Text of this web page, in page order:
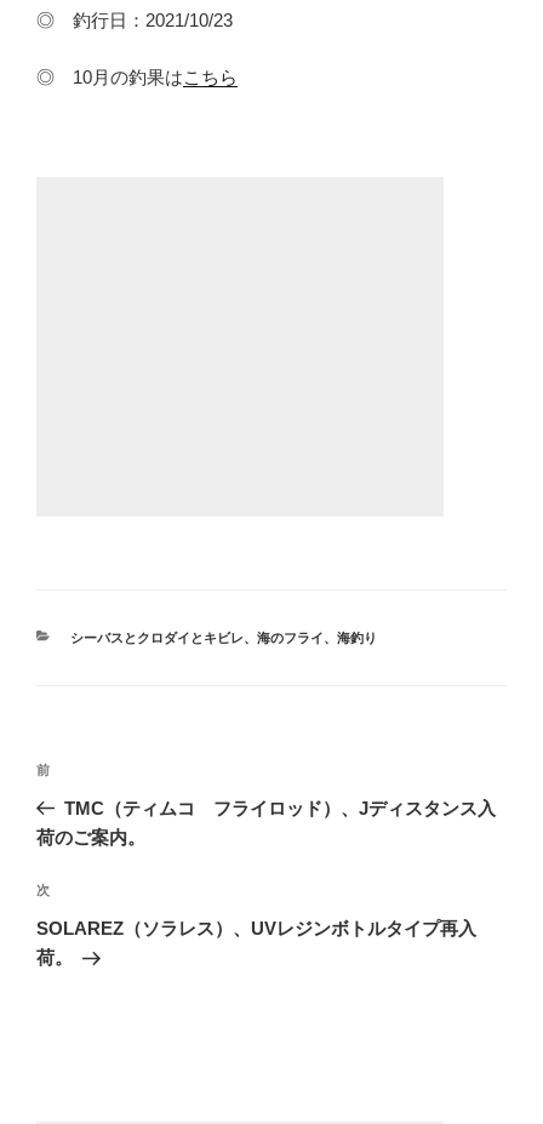
◎ 釣行日：2021/10/23
◎ 10月の釣果はこちら
カ
シーバスとクロダイとキビレ、 海のフライ、 海釣り
投
ナ
ゲ
ー
シ
前
の
投
前
TMC（ティムコ フライロッド）、Jディスタンス入
荷のご案内。
次
の
投
次
SOLAREZ（ソラレス）、UVレジンボトルタイプ再入
荷。